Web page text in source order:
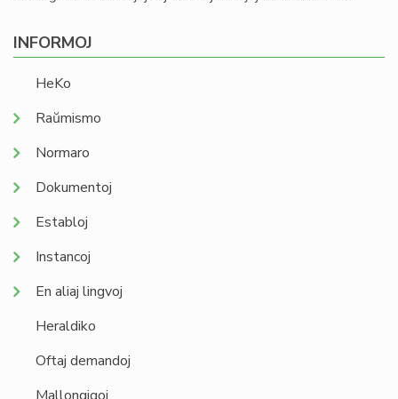
INFORMOJ
HeKo
Raŭmismo
Normaro
Dokumentoj
Establoj
Instancoj
En aliaj lingvoj
Heraldiko
Oftaj demandoj